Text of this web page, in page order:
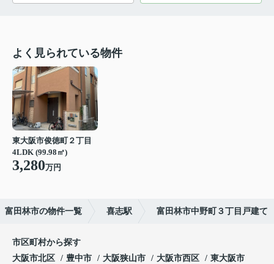
よく見られている物件
東大阪市俊徳町２丁目
4LDK (99.98㎡)
3,280万円
富田林市の物件一覧 喜志駅 富田林市中野町３丁目戸建て
市区町村から探す
大阪市北区
豊中市 大阪狭山市 大阪市西区 東大阪市